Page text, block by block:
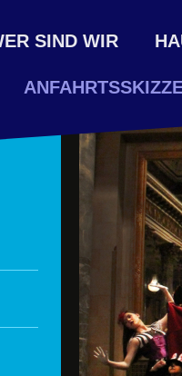
SIND WIR